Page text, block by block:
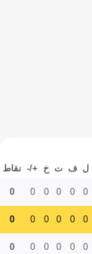
ل ف ت خ +/- نقاط
0
0
0
0
0
0
0
0
0
0
0
0
0
0
0
0
0
0